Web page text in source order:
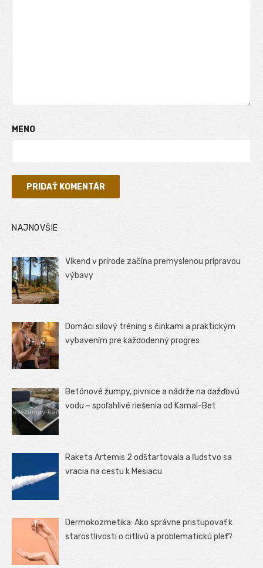
MENO
NAJNOVŠIE
Víkend v prírode začína premyslenou prípravou
výbavy
Domáci silový tréning s činkami a praktickým
vybavením pre každodenný progres
Betónové žumpy, pivnice a nádrže na dažďovú
vodu – spoľahlivé riešenia od Kamal-Bet
Raketa Artemis 2 odštartovala a ľudstvo sa
vracia na cestu k Mesiacu
Dermokozmetika: Ako správne pristupovať k
starostlivosti o citlivú a problematickú pleť?